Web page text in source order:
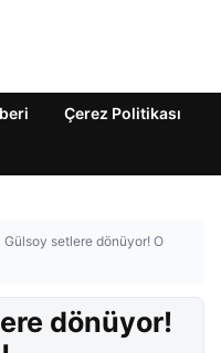
Çerez Politikası
Gülsoy setlere dönüyor! O
dönüyor!